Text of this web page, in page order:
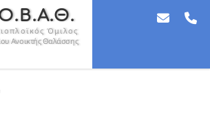
Όμιλος
Ανοικτής Θαλάσσης